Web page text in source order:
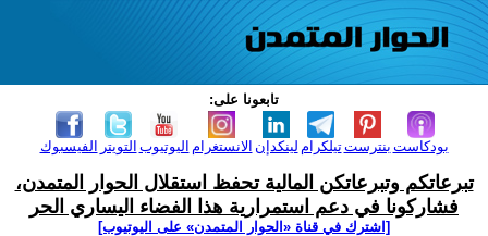
تابعونا على:
الفيسبوك التويتر اليوتيوب الانستغرام لينكدإن تيلكرامبنترست بودكاست
تبرعاتكم وتبرعاتكن المالية تحفظ استقلال الحوار المتمدن،
فشاركونا في دعم استمرارية هذا الفضاء اليساري الحر
[اشترك في قناة ‫«الحوار المتمدن» على اليوتيوب]